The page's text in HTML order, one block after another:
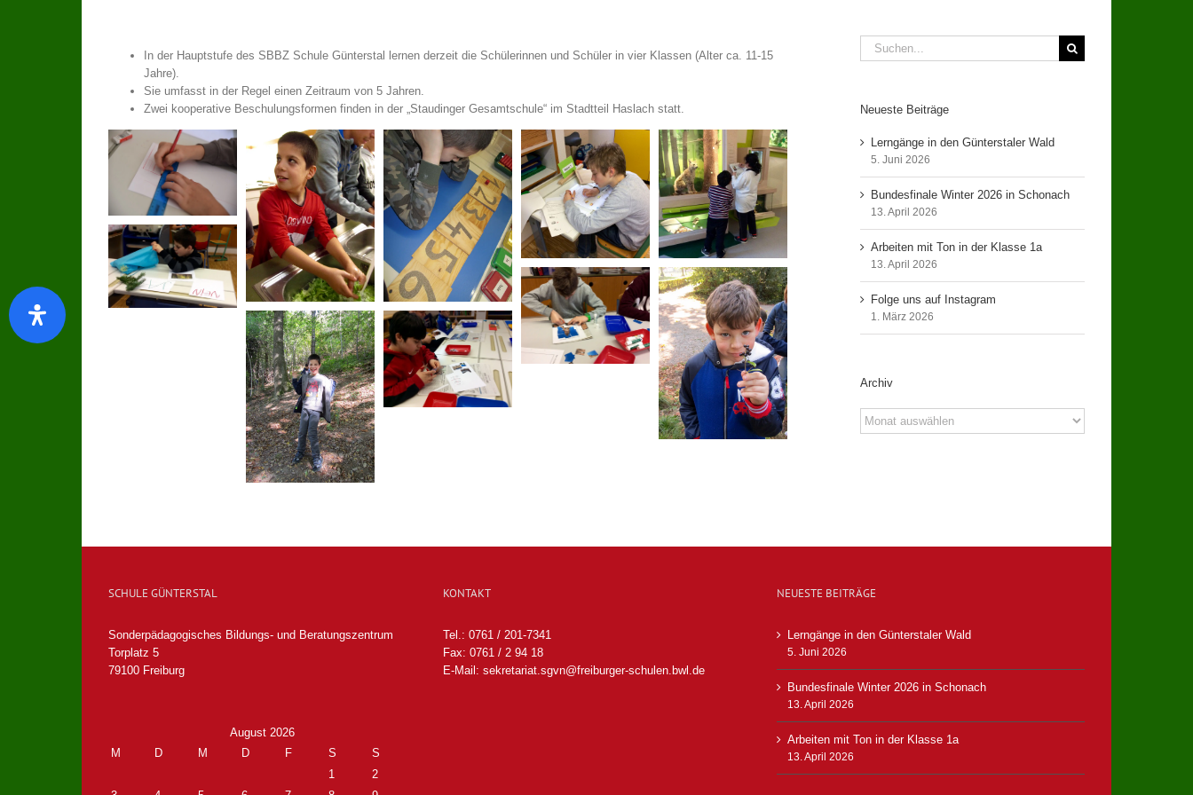
In der Hauptstufe des SBBZ Schule Günterstal lernen derzeit die Schülerinnen und Schüler in vier Klassen (Alter ca. 11-15
Jahre).
Sie umfasst in der Regel einen Zeitraum von 5 Jahren.
Zwei kooperative Beschulungsformen finden in der „Staudinger Gesamtschule“ im Stadtteil Haslach statt.
Suche
nach:
Neueste Beiträge
Lerngänge in den Günterstaler Wald
5. Juni 2026
Bundesfinale Winter 2026 in Schonach
13. April 2026
Arbeiten mit Ton in der Klasse 1a
13. April 2026
Folge uns auf Instagram
1. März 2026
Archiv
Archiv
SCHULE GÜNTERSTAL
Sonderpädagogisches Bildungs- und Beratungszentrum
Torplatz 5
79100 Freiburg
August 2026
M
D M D F S
S
1
2
KONTAKT
Tel.: 0761 / 201-7341
Fax: 0761 / 2 94 18
E-Mail: sekretariat.sgvn@freiburger-schulen.bwl.de
NEUESTE BEITRÄGE
Lerngänge in den Günterstaler Wald
5. Juni 2026
Bundesfinale Winter 2026 in Schonach
13. April 2026
Arbeiten mit Ton in der Klasse 1a
13. April 2026